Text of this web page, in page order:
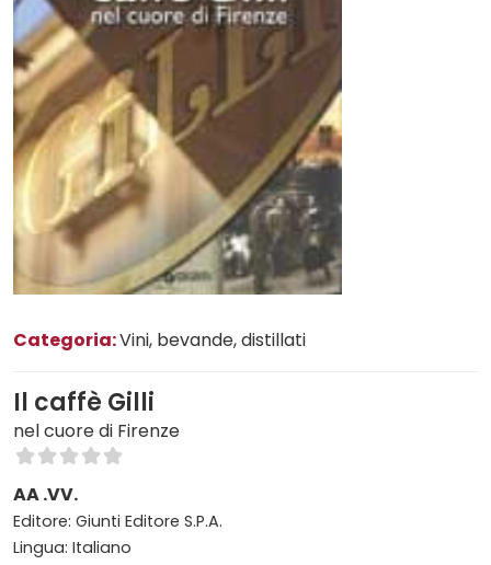
Categoria:Vini, bevande, distillati
Il caffè Gilli
nel cuore di Firenze
AA .VV.
Editore: Giunti Editore S.P.A.
Lingua: Italiano